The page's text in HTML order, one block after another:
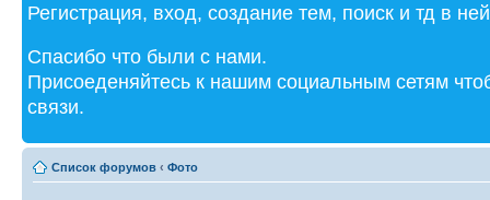
Регистрация, вход, создание тем, поиск и тд в
Спасибо что были с нами.
Присоеденяйтесь к нашим социальным сетям
связи.
Список форумов ‹ Фото